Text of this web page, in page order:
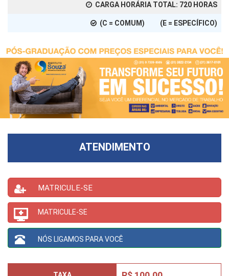
CARGA HORÁRIA TOTAL: 720 HORAS
(C = COMUM) (E = ESPECÍFICO)
ATENDIMENTO
MATRICULE-SE
MATRICULE-SE
NÓS LIGAMOS PARA VOCÊ